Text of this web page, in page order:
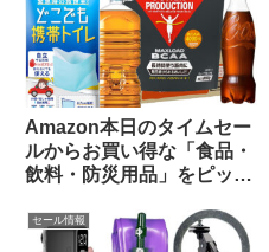
Amazon本日のタイムセー
ルからお買い得な「食品・
飲料・防災用品」をピック
セール情報